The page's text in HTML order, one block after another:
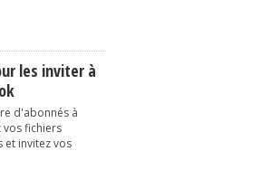
les inviter à
d'abonnés à
vos fichiers
et invitez vos